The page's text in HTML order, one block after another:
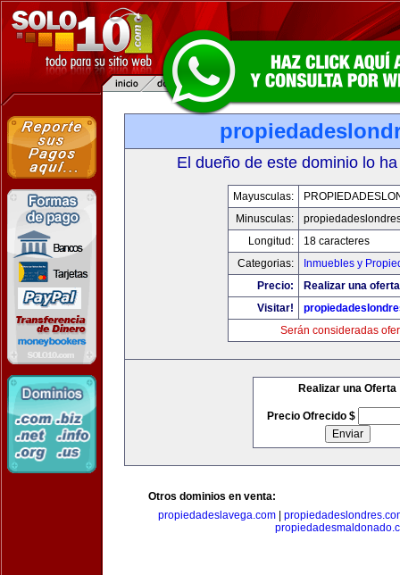
El dueño de este dominio lo
Mayusculas:
Minusculas:
Longitud:
18 caracteres
Categorias:
Inmuebles y
Precio:
Realizar una
Visitar!
Serán consideradas
Realizar una Oferta
Precio Ofrecido $
Otros dominios en venta:
propiedadeslavega.com|